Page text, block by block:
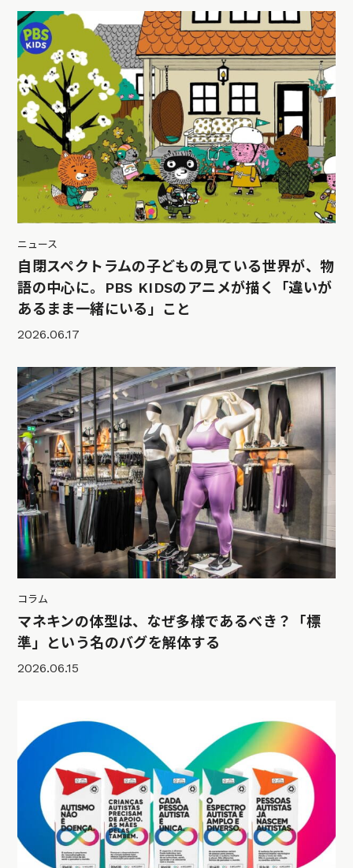
ニュース
自閉スペクトラムの子どもの見ている世界が、物
語の中心に。PBS KIDSのアニメが描く「違いが
あるまま一緒にいる」こと
2026.06.17
コラム
マネキンの体型は、なぜ多様であるべき？「標
準」という名のバグを解体する
2026.06.15